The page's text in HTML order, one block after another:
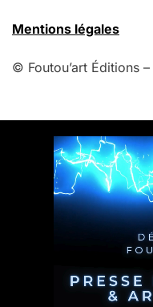
Mentions légales
© Foutou’art Éditions –